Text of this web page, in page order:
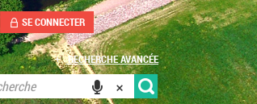
SE CONNECTER
RECHERCHE AVANCÉE